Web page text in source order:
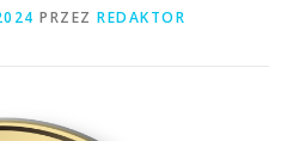
PRZEZ REDAKTOR